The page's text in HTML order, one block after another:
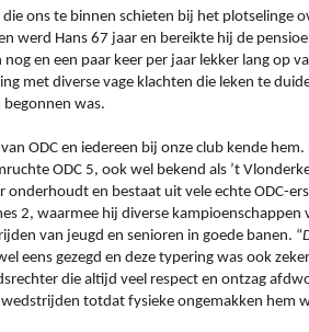
ons te binnen schieten bij het plotselinge
werd Hans 67 jaar en bereikte hij de
en een paar keer per jaar lekker lang op
met diverse vage klachten die leken te
begonnen was.
ODC en iedereen bij onze club kende
ODC 5, ook wel bekend als ’t
onderhoudt en bestaat uit vele echte ODC-
2, waarmee hij diverse
van jeugd en senioren in goede banen. “
eens gezegd en deze typering was ook
die altijd veel respect en ontzag
totdat fysieke ongemakken hem